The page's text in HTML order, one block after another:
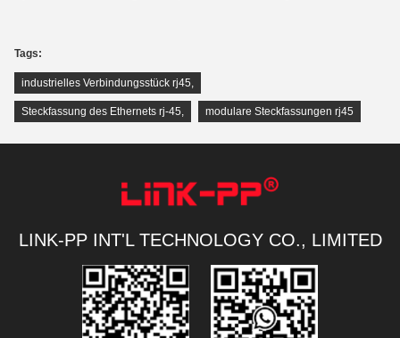
Tags:
industrielles Verbindungsstück rj45,
Steckfassung des Ethernets rj-45, modulare Steckfassungen rj45
LINK-PP INT'L TECHNOLOGY CO., LIMITED